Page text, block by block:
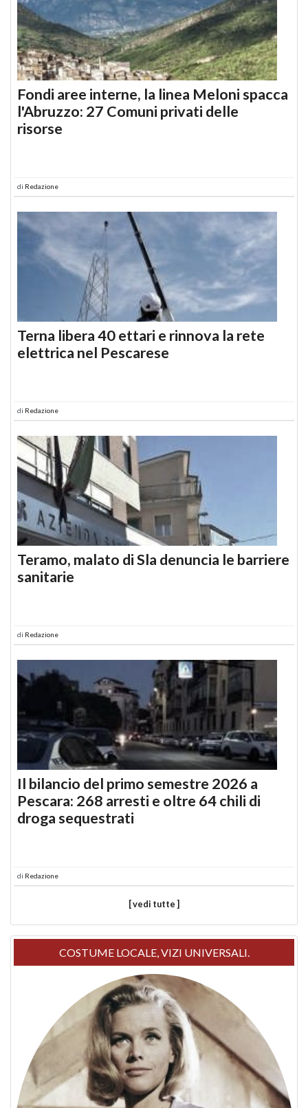
Fondi aree interne, la linea Meloni spacca
l'Abruzzo: 27 Comuni privati delle
risorse
di Redazione
Terna libera 40 ettari e rinnova la rete
elettrica nel Pescarese
di Redazione
Teramo, malato di Sla denuncia le barriere
sanitarie
di Redazione
Il bilancio del primo semestre 2026 a
Pescara: 268 arresti e oltre 64 chili di
droga sequestrati
di Redazione
[ vedi tutte ]
COSTUME LOCALE, VIZI UNIVERSALI.